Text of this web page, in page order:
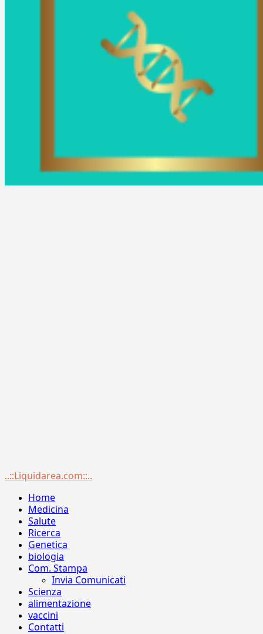
Menu
..::Liquidarea.com::..
Home
Medicina
Salute
Ricerca
Genetica
biologia
Com. Stampa
Invia Comunicati
Scienza
alimentazione
vaccini
Contatti